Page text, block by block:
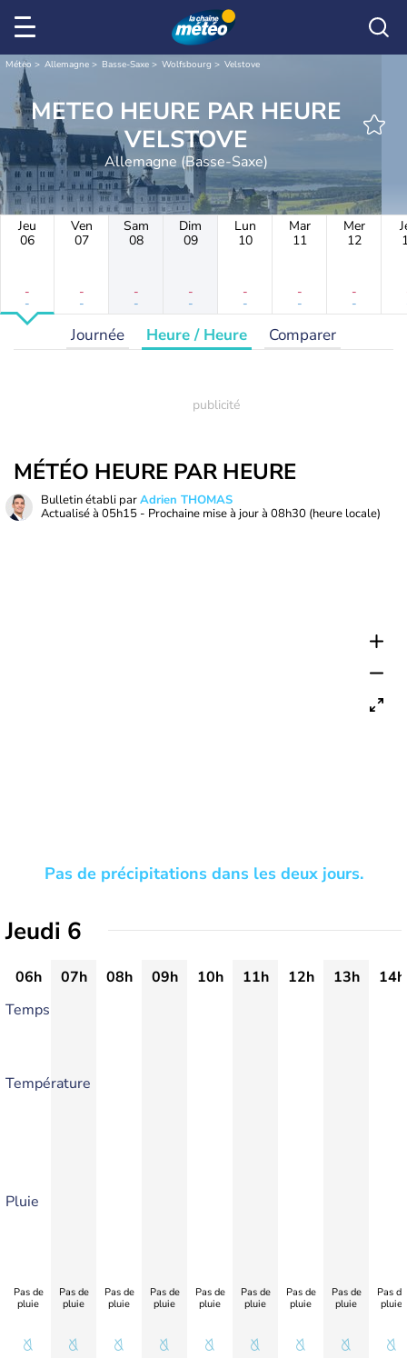
Météo Allemagne Basse-Saxe Wolfsbourg Velstove
METEO HEURE PAR HEURE
VELSTOVE
Allemagne (Basse-Saxe)
Jeu
06
-
-
Ven
07
-
-
Sam
08
-
-
Dim
09
-
-
Lun
10
-
-
Mar
11
-
-
Mer
12
-
-
Journée Heure / Heure Comparer
MÉTÉO HEURE PAR HEURE
Bulletin établi parAdrien THOMAS
Actualisé à 05h15 - Prochaine mise à jour à 08h30 (heure locale)
Pas de précipitations dans les deux jours.
Jeudi 6
06h 07h 08h 09h 10h 11h 12h 13h
14h
Temps
Température
Pluie
Pas de
pluie
Pas de
pluie
Pas de
pluie
Pas de
pluie
Pas de
pluie
Pas de
pluie
Pas de
pluie
Pas de
pluie
Pas de
pluie